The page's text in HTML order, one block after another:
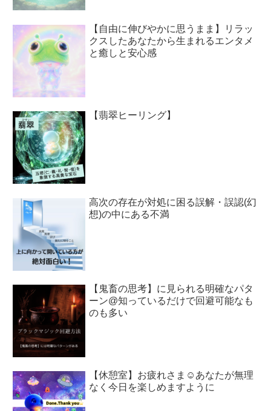
【自由に伸びやかに思うまま】リラッ
クスしたあなたから生まれるエンタメ
と癒しと安心感
【翡翠ヒーリング】
高次の存在が対処に困る誤解・誤認(幻
想)の中にある不満
【鬼畜の思考】に見られる明確なパタ
ーン@知っているだけで回避可能なも
のも多い
【休憩室】お疲れさま☺︎あなたが無理
なく今日を楽しめますように